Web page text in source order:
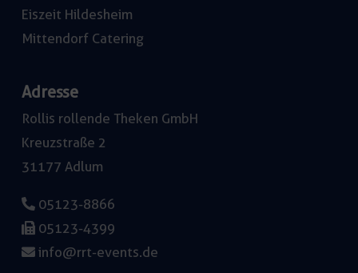
Eiszeit Hildesheim
Mittendorf Catering
Adresse
Rollis rollende Theken GmbH
Kreuzstraße 2
31177 Adlum
05123-8866
05123-4399
info@rrt-events.de